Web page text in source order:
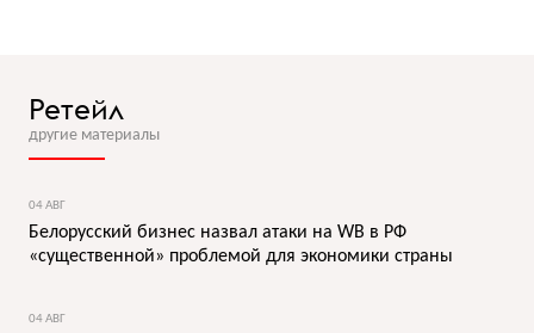
Ретейл
другие материалы
04 АВГ
Белорусский бизнес назвал атаки на WB в РФ
«существенной» проблемой для экономики страны
04 АВГ